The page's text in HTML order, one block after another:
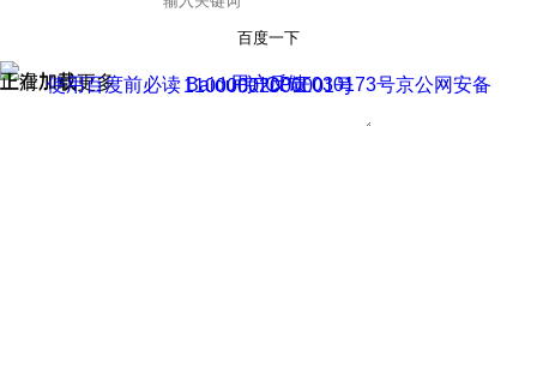
百度一下
正在加载
上滑加载更多 用户反馈
使用百度前必读 Baidu 京ICP证030173号
京公网安备11000002000001号